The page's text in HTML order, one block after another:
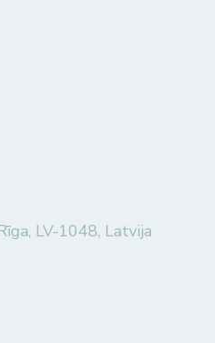
LV-1048, Latvija